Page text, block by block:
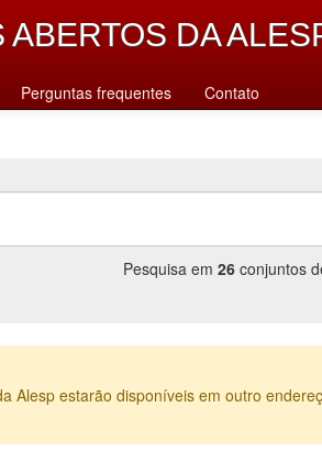
DA
Perguntas frequentes Contato
Pesquisa em 26 conjuntos
Alesp estarão disponíveis em outro